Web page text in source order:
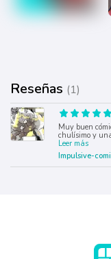
Reseñas (1)
Muy buen
chulísimo y
Leer más
Impulsive-